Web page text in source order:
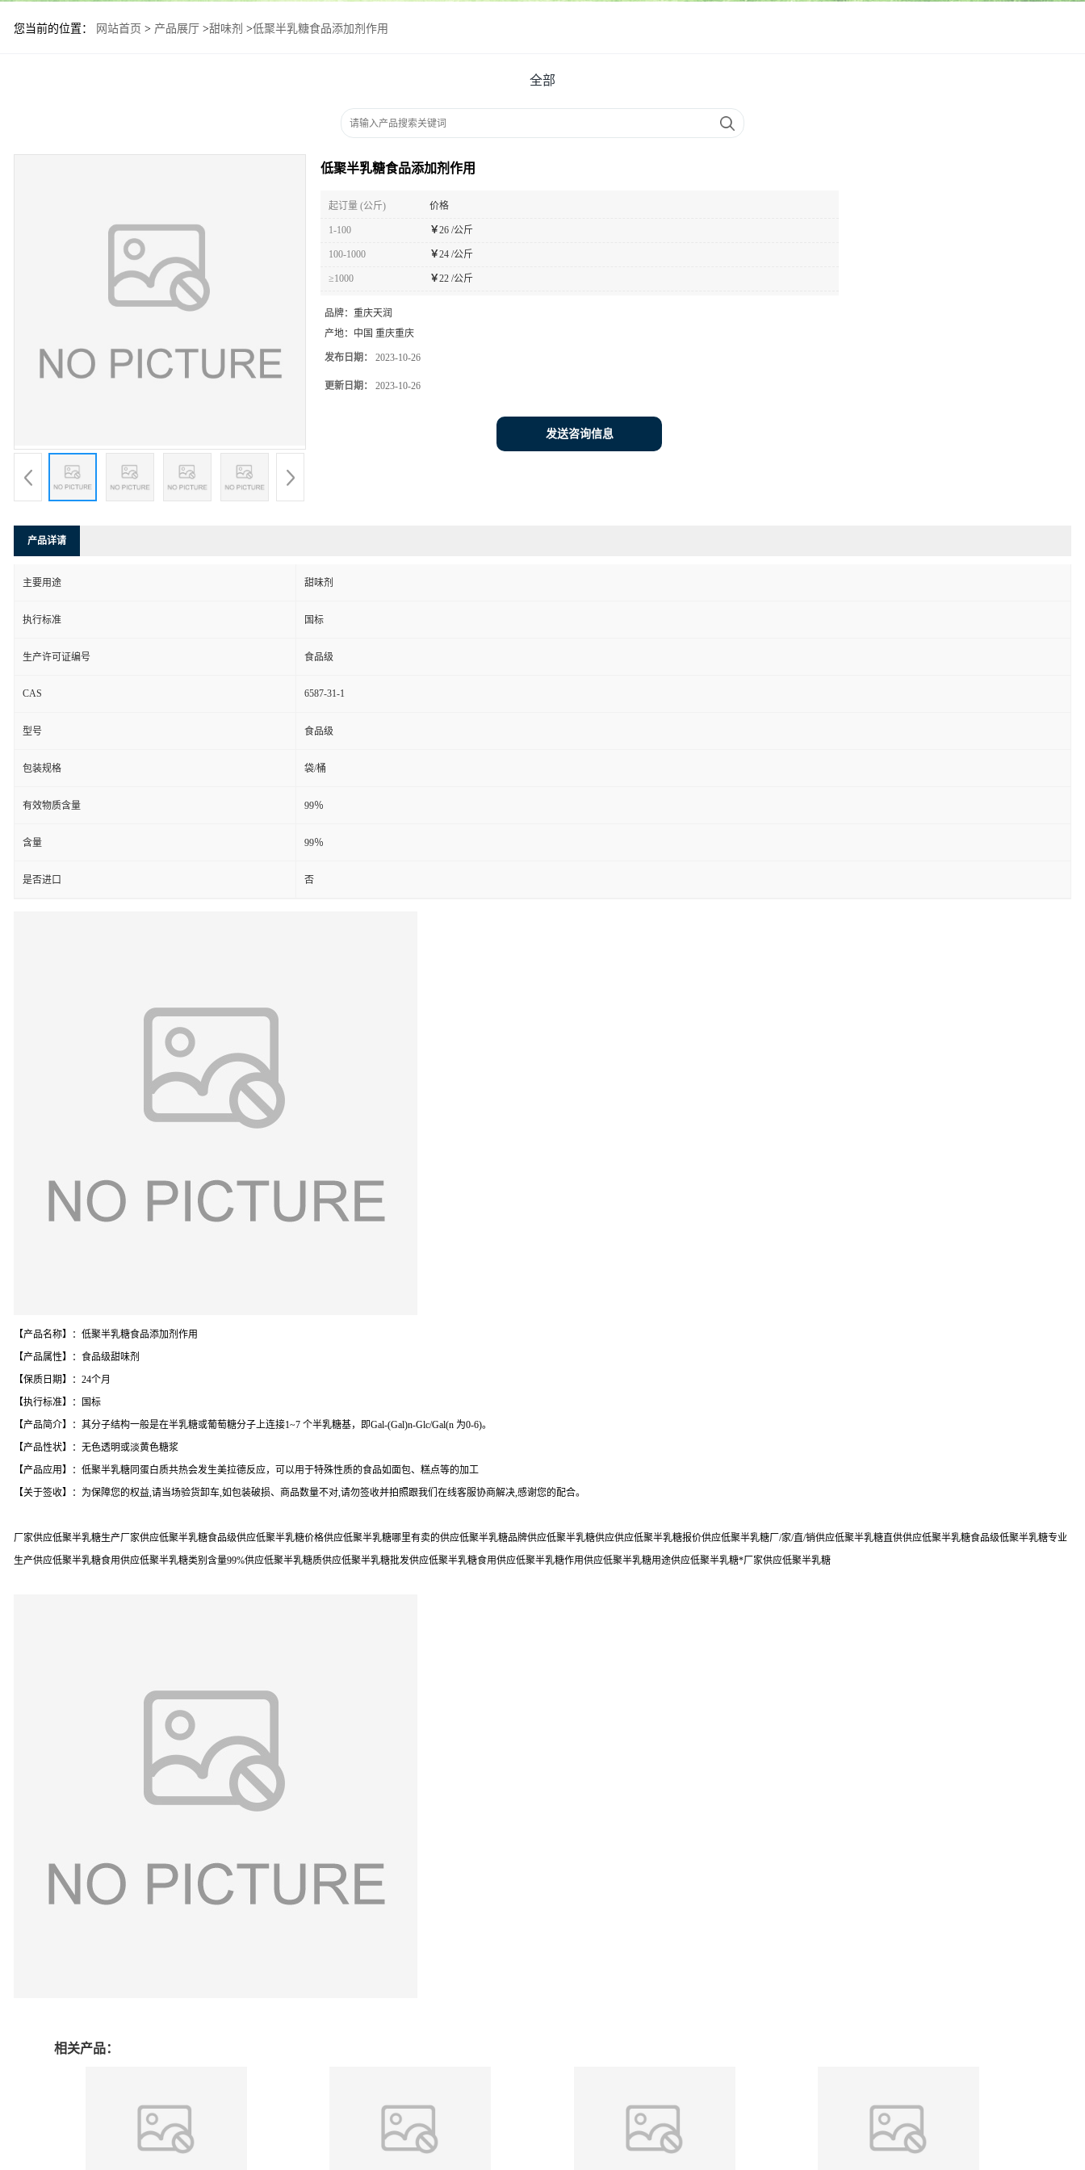
您当前的位置： 网站首页 > 产品展厅 >甜味剂 >低聚半乳糖食品添加剂作用
全部
低聚半乳糖食品添加剂作用
起订量 (公斤) 价格
1-100 ￥26 /公斤
100-1000 ￥24 /公斤
≥1000 ￥22 /公斤
品牌： 重庆天润
产地： 中国 重庆重庆
发布日期： 2023-10-26
更新日期： 2023-10-26
发送咨询信息
产品详请
主要用途 甜味剂
执行标准 国标
生产许可证编号 食品级
CAS 6587-31-1
型号 食品级
包装规格 袋/桶
有效物质含量 99％
含量 99％
是否进口 否
【产品名称】：低聚半乳糖食品添加剂作用
【产品属性】：食品级甜味剂
【保质日期】：24个月
【执行标准】：国标
【产品简介】：其分子结构一般是在半乳糖或葡萄糖分子上连接1~7 个半乳糖基，即Gal-(Gal)n-Glc/Gal(n 为0-6)。
【产品性状】：无色透明或淡黄色糖浆
【产品应用】：低聚半乳糖同蛋白质共热会发生美拉德反应，可以用于特殊性质的食品如面包、糕点等的加工
【关于签收】：为保障您的权益,请当场验货卸车,如包装破损、商品数量不对,请勿签收并拍照跟我们在线客服协商解决,感谢您的配合。
厂家供应低聚半乳糖生产厂家供应低聚半乳糖食品级供应低聚半乳糖价格供应低聚半乳糖哪里有卖的供应低聚半乳糖品牌供应低聚半乳糖供应供应低聚半乳糖报价供应低聚半乳糖厂/家/直/销供应低聚半乳糖直供供应低聚半乳糖食品级低聚半乳糖专业
生产供应低聚半乳糖食用供应低聚半乳糖类别含量99%供应低聚半乳糖质供应低聚半乳糖批发供应低聚半乳糖食用供应低聚半乳糖作用供应低聚半乳糖用途供应低聚半乳糖*厂家供应低聚半乳糖
相关产品：